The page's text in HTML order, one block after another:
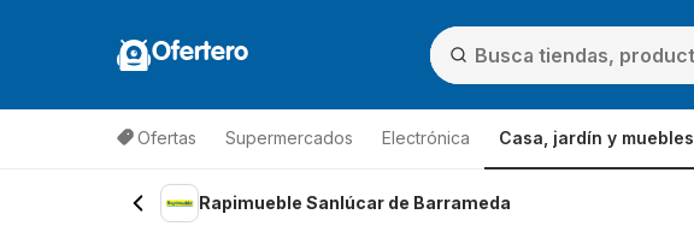
Ofertero
Ofertas Supermercados Electrónica Casa, jardín y muebles
Rapimueble Sanlúcar de Barrameda